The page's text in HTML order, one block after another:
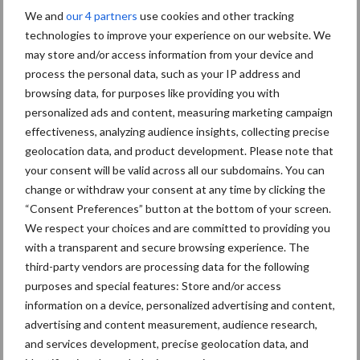
We and our 4 partners use cookies and other tracking
technologies to improve your experience on our website. We
may store and/or access information from your device and
process the personal data, such as your IP address and
browsing data, for purposes like providing you with
personalized ads and content, measuring marketing campaign
effectiveness, analyzing audience insights, collecting precise
geolocation data, and product development. Please note that
your consent will be valid across all our subdomains. You can
change or withdraw your consent at any time by clicking the
“Consent Preferences” button at the bottom of your screen.
We respect your choices and are committed to providing you
with a transparent and secure browsing experience. The
third-party vendors are processing data for the following
purposes and special features: Store and/or access
information on a device, personalized advertising and content,
advertising and content measurement, audience research,
and services development, precise geolocation data, and
Grondstoffenmarkt blijft
grillig: droogte en
geopolitiek houden handel
in de greep
De speenhuid: een vaak
onderschatte risicofactor
voor mastitis
ForFarmers ziet volume en
marktaandeel groeien in
krimpende Nederlandse
markt